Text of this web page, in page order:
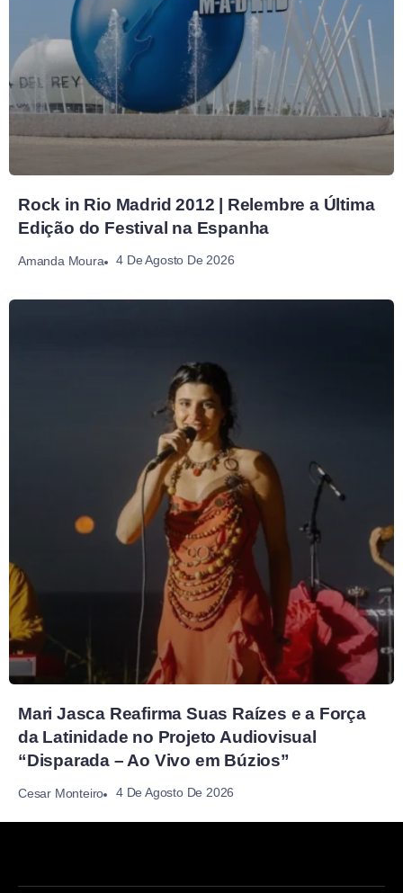
Rock in Rio Madrid 2012 | Relembre a Última
Edição do Festival na Espanha
Amanda Moura 4 De Agosto De 2026
Mari Jasca Reafirma Suas Raízes e a Força
da Latinidade no Projeto Audiovisual
“Disparada – Ao Vivo em Búzios”
Cesar Monteiro 4 De Agosto De 2026